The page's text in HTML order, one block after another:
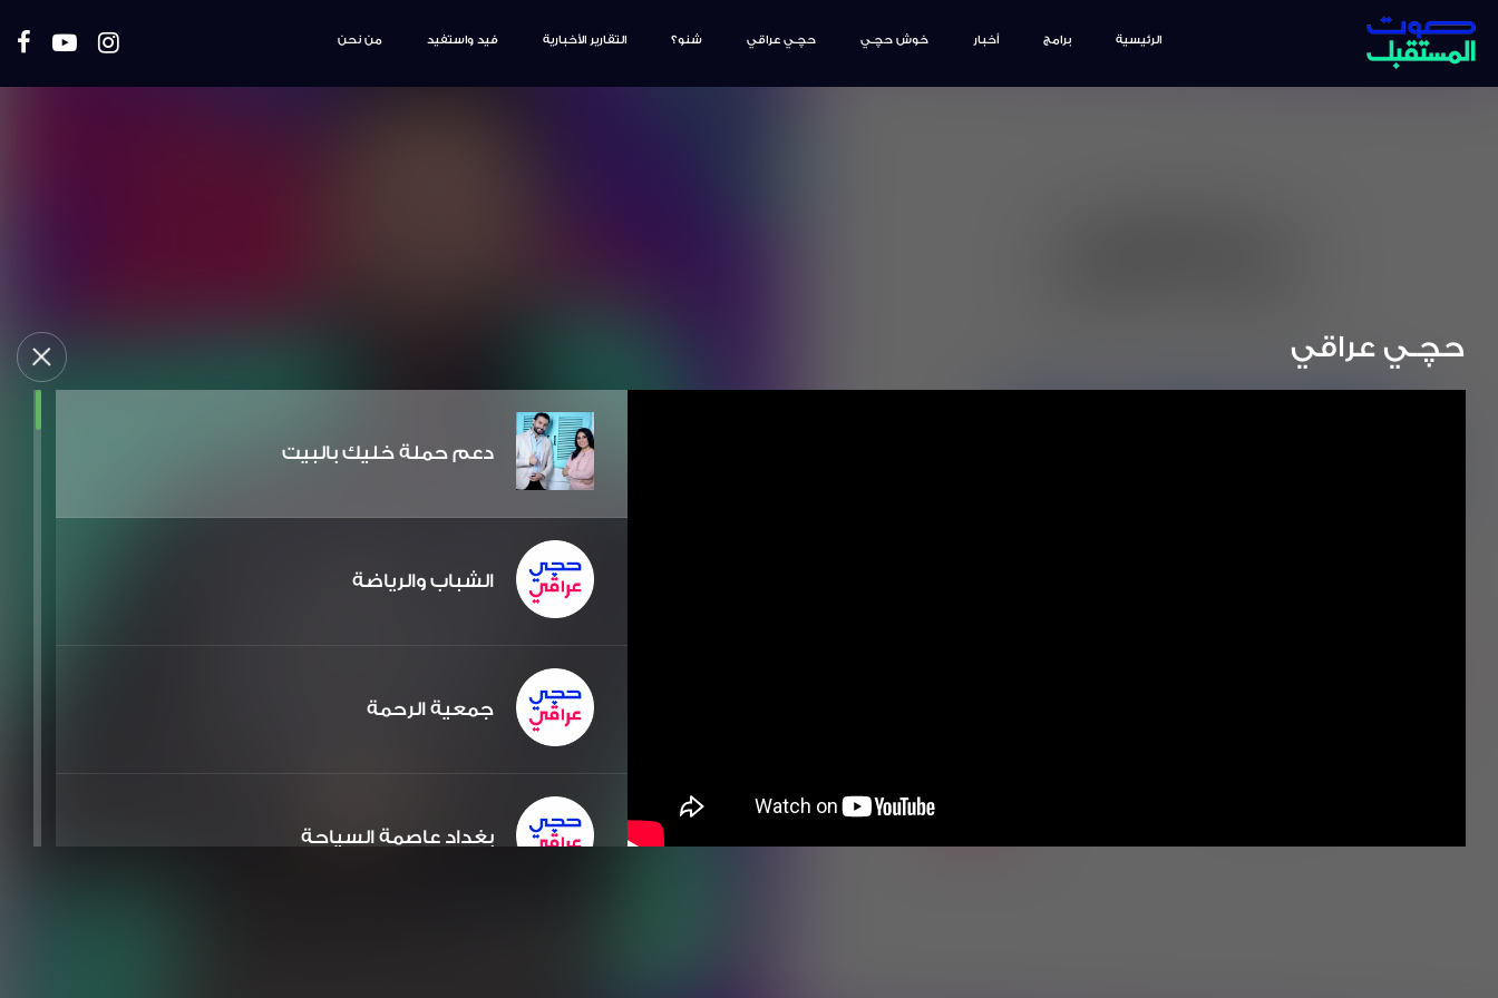
الرئيسية برامج أخبار خوش حچـي حچـي عراقي شنو؟ التقارير الأخبارية فيد واستفيد من نحن
حچـي عراقي
دعم حملة خليك بالبيت
الشباب والرياضة
جمعية الرحمة
بغداد عاصمة السياحة